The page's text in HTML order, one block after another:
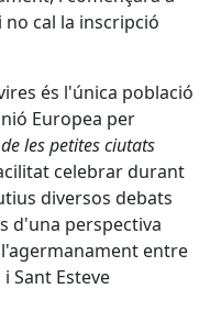
no cal la inscripció
és l'única població
Europea per
les petites ciutats
celebrar durant
diversos debats
d'una perspectiva
entre
Sant Esteve